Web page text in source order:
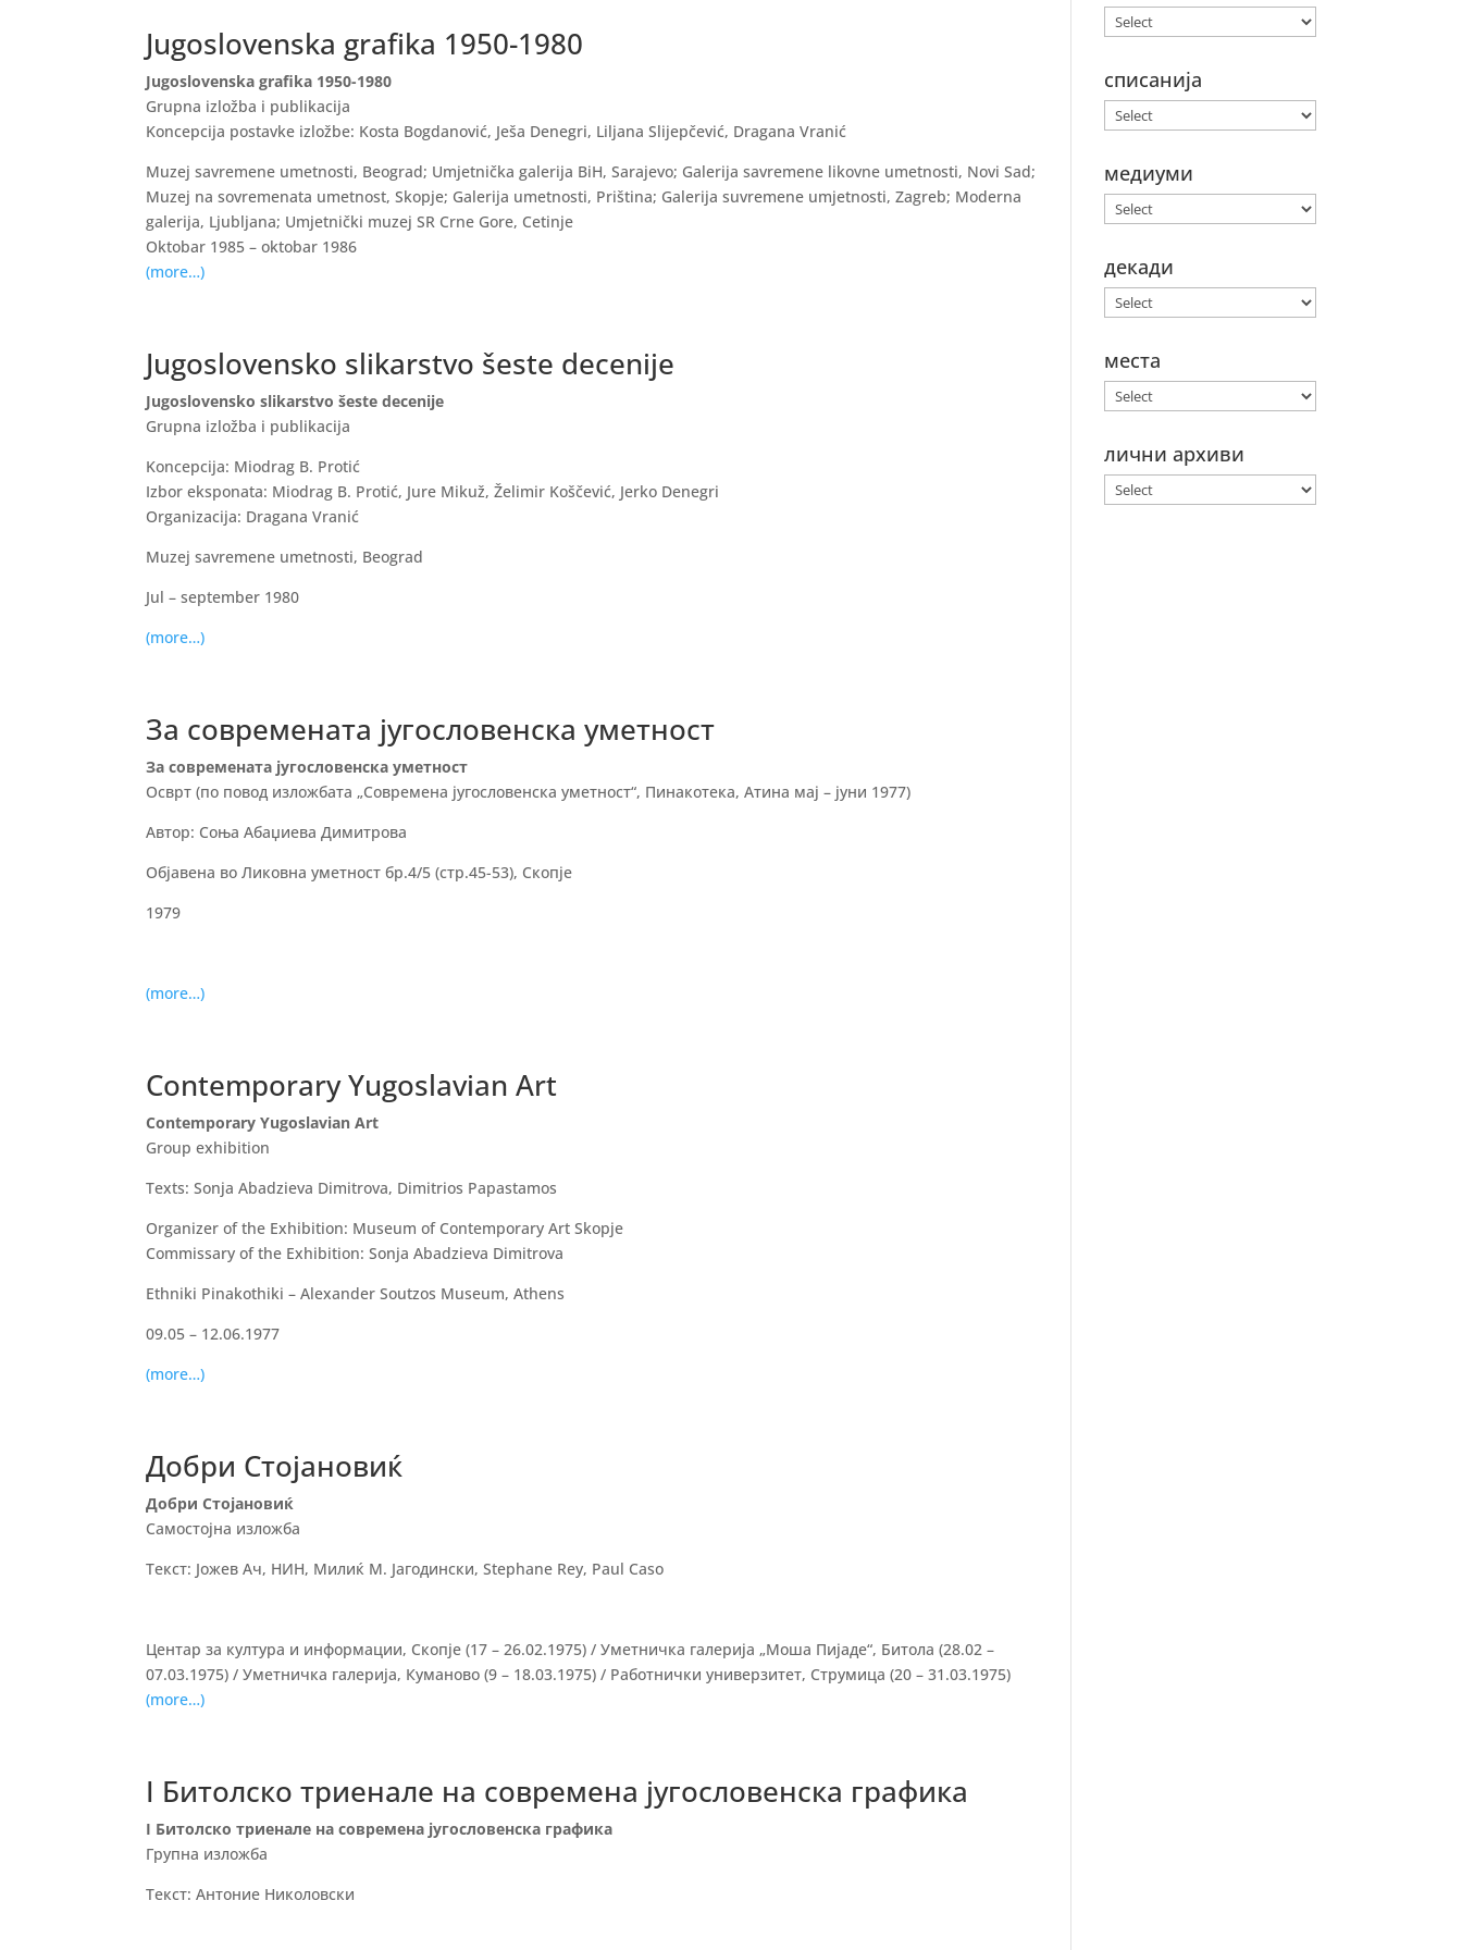
Jugoslovenska grafika 1950-1980
Jugoslovenska grafika 1950-1980
Grupna izložba i publikacija
Koncepcija postavke izložbe: Kosta Bogdanović, Ješa Denegri, Liljana Slijepčević, Dragana Vranić
Muzej savremene umetnosti, Beograd; Umjetnička galerija BiH, Sarajevo; Galerija savremene likovne umetnosti, Novi Sad;
Muzej na sovremenata umetnost, Skopje; Galerija umetnosti, Priština; Galerija suvremene umjetnosti, Zagreb; Moderna
galerija, Ljubljana; Umjetnički muzej SR Crne Gore, Cetinje
Oktobar 1985 – oktobar 1986
(more…)
Jugoslovensko slikarstvo šeste decenije
Jugoslovensko slikarstvo šeste decenije
Grupna izložba i publikacija
Koncepcija: Miodrag B. Protić
Izbor eksponata: Miodrag B. Protić, Jure Mikuž, Želimir Koščević, Jerko Denegri
Organizacija: Dragana Vranić
Muzej savremene umetnosti, Beograd
Jul – september 1980
(more…)
За современата југословенска уметност
За современата југословенска уметност
Осврт (по повод изложбата „Современа југословенска уметност“, Пинакотека, Атина мај – јуни 1977)
Автор: Соња Абаџиева Димитрова
Објавена во Ликовна уметност бр.4/5 (стр.45-53), Скопје
1979
(more…)
Contemporary Yugoslavian Art
Contemporary Yugoslavian Art
Group exhibition
Texts: Sonja Abadzieva Dimitrova, Dimitrios Papastamos
Organizer of the Exhibition: Museum of Contemporary Art Skopje
Commissary of the Exhibition: Sonja Abadzieva Dimitrova
Ethniki Pinakothiki – Alexander Soutzos Museum, Athens
09.05 – 12.06.1977
(more…)
Добри Стојановиќ
Добри Стојановиќ
Самостојна изложба
Текст: Јожев Ач, НИН, Милиќ М. Јагодински, Stephane Rey, Paul Caso
Центар за култура и информации, Скопје (17 – 26.02.1975) / Уметничка галерија „Моша Пијаде“, Битола (28.02 –
07.03.1975) / Уметничка галерија, Куманово (9 – 18.03.1975) / Работнички универзитет, Струмица (20 – 31.03.1975)
(more…)
I Битолско триенале на современа југословенска графика
I Битолско триенале на современа југословенска графика
Групна изложба
Текст: Антоние Николовски
списанија
медиуми
декади
места
лични архиви